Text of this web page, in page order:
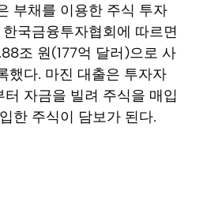
부채를 이용한 주식 투자
국금융투자협회에 따르면
조 원(177억 달러)으로 사
했다. 마진 대출은 투자자
자금을 빌려 주식을 매입
한 주식이 담보가 된다.